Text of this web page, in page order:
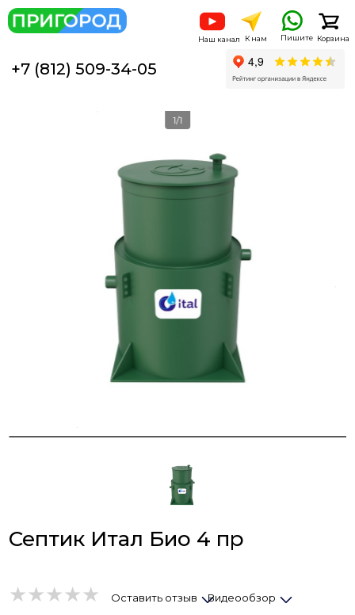
Наш канал К нам Пишите Корзина
+7 (812) 509-34-05
1/1
Септик Итал Био 4 пр
Оставить отзыв Видеообзор